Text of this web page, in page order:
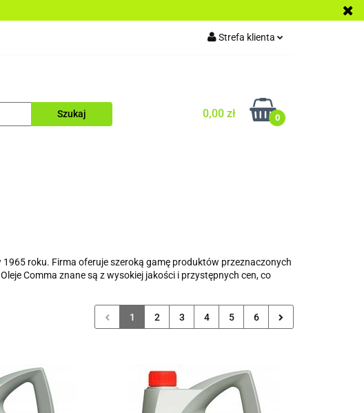
Strefa klienta
Dodaj zgłoszenie
0,00 zł 0
DO MOTOCYKLI
roku. Firma oferuje szeroką gamę produktów przeznaczonych
Comma znane są z wysokiej jakości i przystępnych cen, co
1 2 3 4 5 6